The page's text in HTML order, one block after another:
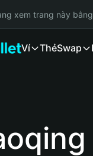
xem trang này bằng
Ví ThẻSwap